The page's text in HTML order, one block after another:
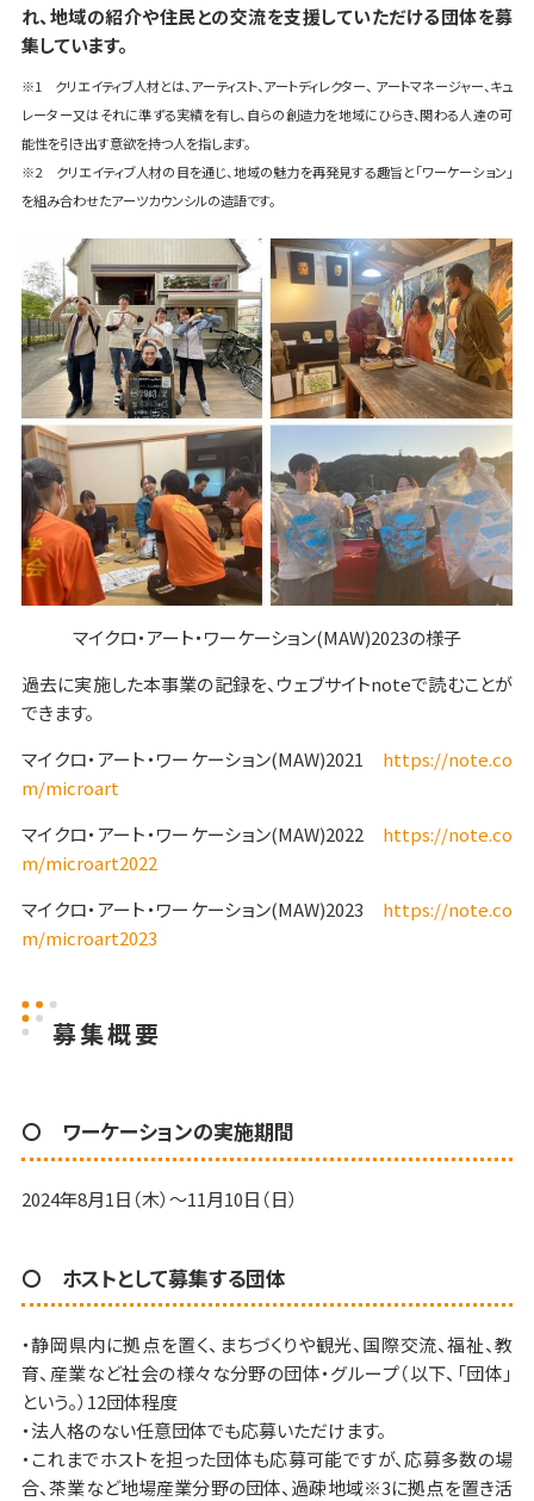
れ、地域の紹介や住民との交流を支援していただける団体を募
集しています。
※1 クリエイティブ人材とは、アーティスト、アートディレクター、 アートマネージャー、キュ
レーター又はそれに準ずる実績を有し、自らの創造力を地域にひらき、関わる人達の可
能性を引き出す意欲を持つ人を指します。
※2 クリエイティブ人材の目を通じ、地域の魅力を再発見する趣旨と「ワーケーション」
を組み合わせたアーツカウンシルの造語です。
マイクロ・アート・ワーケーション(MAW)2023の様子
過去に実施した本事業の記録を、ウェブサイトnoteで読むことが
できます。
マイクロ・アート・ワーケーション(MAW)2021 https://note.co
m/microart
マイクロ・アート・ワーケーション(MAW)2022 https://note.co
m/microart2022
マイクロ・アート・ワーケーション(MAW)2023 https://note.co
m/microart2023
募集概要
〇 ワーケーションの実施期間
2024年8月1日（木）～11月10日（日）
〇 ホストとして募集する団体
・静岡県内に拠点を置く、まちづくりや観光、国際交流、福祉、教
育、産業など社会の様々な分野の団体・グループ（以下、「団体」
という。）12団体程度
・法人格のない任意団体でも応募いただけます。
・これまでホストを担った団体も応募可能ですが、応募多数の場
合、茶業など地場産業分野の団体、過疎地域※3に拠点を置き活